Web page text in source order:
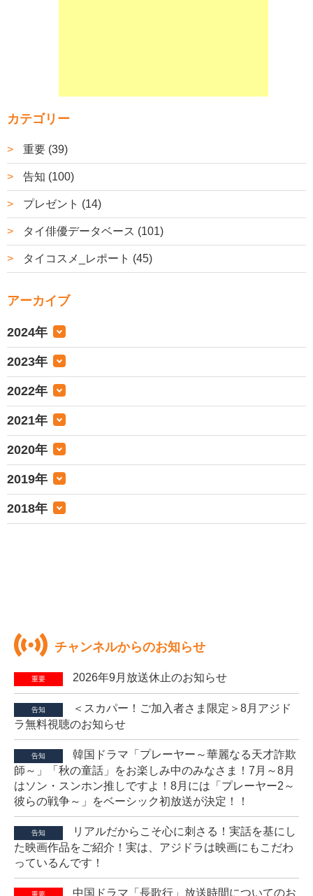
カテゴリー
重要 (39)
告知 (100)
プレゼント (14)
タイ俳優データベース (101)
タイコスメ_レポート (45)
アーカイブ
2024年
2023年
2022年
2021年
2020年
2019年
2018年
チャンネルからのお知らせ
重要 2026年9月放送休止のお知らせ
告知
＜スカパー！ご加入者さま限定＞8月アジド
ラ無料視聴のお知らせ
告知
韓国ドラマ「プレーヤー～華麗なる天才詐欺
師～」「秋の童話」をお楽しみ中のみなさま！7月～8月
はソン・スンホン推しですよ！8月には「プレーヤー2～
彼らの戦争～」をベーシック初放送が決定！！
告知
リアルだからこそ心に刺さる！実話を基にし
た映画作品をご紹介！実は、アジドラは映画にもこだわ
っているんです！
重要 中国ドラマ「長歌行」放送時間についてのお